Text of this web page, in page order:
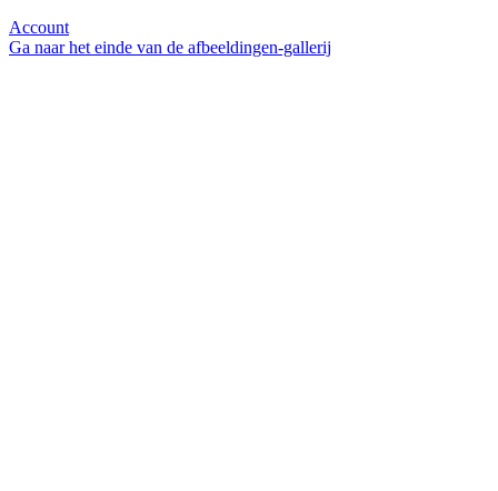
Account
Ga naar het einde van de afbeeldingen-gallerij